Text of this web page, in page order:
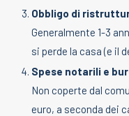
Obbligo di
Generalmente 1-3
si perde la casa (e il
Spese notarili e
Non coperte dal
euro, a seconda dei